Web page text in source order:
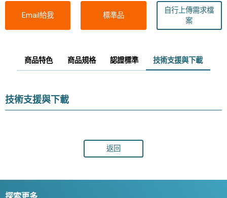
Email給我 標準品
自行上傳需求檔
案
商品特色 商品規格 認證標準 技術支援與下載
技術支援與下載
返回